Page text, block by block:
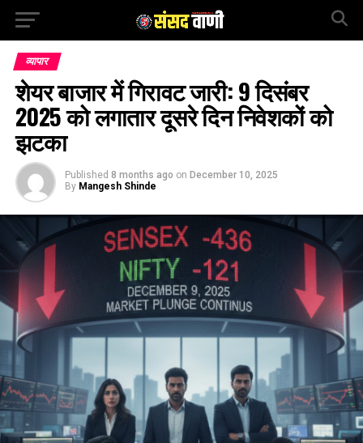
व्यापार
शेयर बाजार में गिरावट जारी: 9 दिसंबर
2025 को लगातार दूसरे दिन निवेशकों को
झटका
Published 8 months ago on December 10, 2025
By Mangesh Shinde